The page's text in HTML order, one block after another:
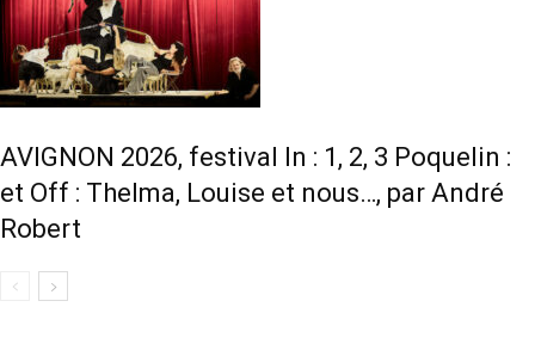
AVIGNON 2026, festival In : 1, 2, 3 Poquelin :
et Off : Thelma, Louise et nous…, par André
Robert